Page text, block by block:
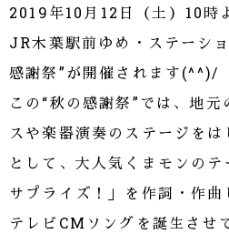
2019年10 月 12 日（土）10時
JR木葉駅前ゆめ・ステーシ
感謝祭”が開催されます(^^)/
この“秋の感謝祭”では、地
スや楽器演奏のステージを
として、大人気くまモンの
サプライズ！」を作詞・作
テレビ CM ソングを誕生させ